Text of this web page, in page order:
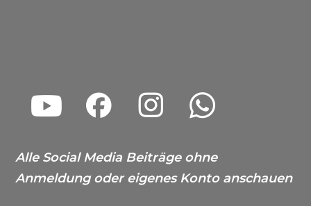
Alle Social Media Beiträge ohne
Anmeldung oder eigenes Konto anschauen